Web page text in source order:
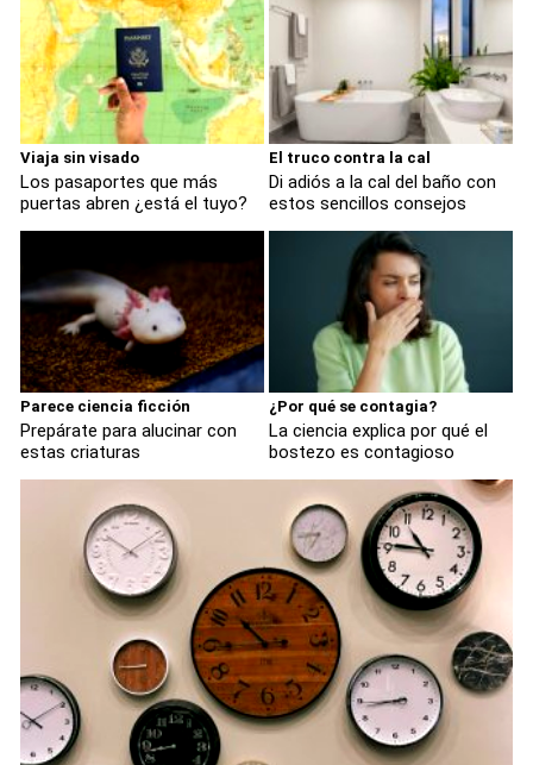
Viaja sin visado
Los pasaportes que más
puertas abren ¿está el tuyo?
El truco contra la cal
Di adiós a la cal del baño con
estos sencillos consejos
Parece ciencia ficción
Prepárate para alucinar con
estas criaturas
¿Por qué se contagia?
La ciencia explica por qué el
bostezo es contagioso